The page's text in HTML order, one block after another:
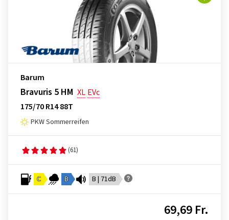
Barum
Bravuris 5 HM XL EVc
175/70 R14 88T
PKW Sommerreifen
(61)
C B B | 71dB
69,69 Fr.